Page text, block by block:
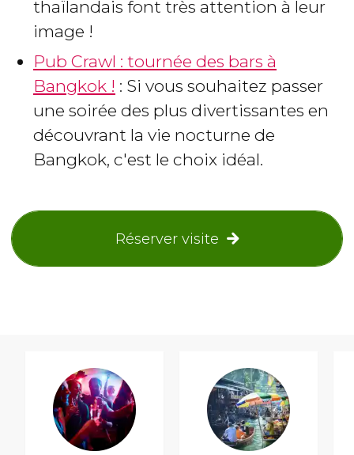
thaïlandais font très attention à leur
image !
Pub Crawl : tournée des bars à
Bangkok ! : Si vous souhaitez passer
une soirée des plus divertissantes en
découvrant la vie nocturne de
Bangkok, c'est le choix idéal.
Réserver visite